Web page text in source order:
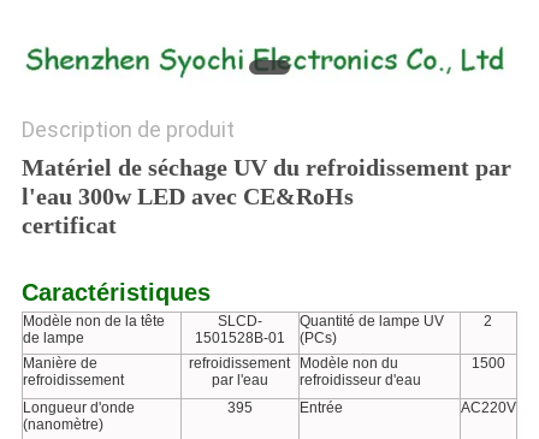
Description de produit
Matériel de séchage UV du refroidissement par
l'eau 300w LED avec CE&RoHs
certificat
Caractéristiques
Modèle non de la tête
de lampe
SLCD-
1501528B-01
Quantité de lampe UV
(PCs)
2
Manière de
refroidissement
refroidissement
par l'eau
Modèle non du
refroidisseur d'eau
1500
Longueur d'onde
(nanomètre)
395 Entrée AC220V